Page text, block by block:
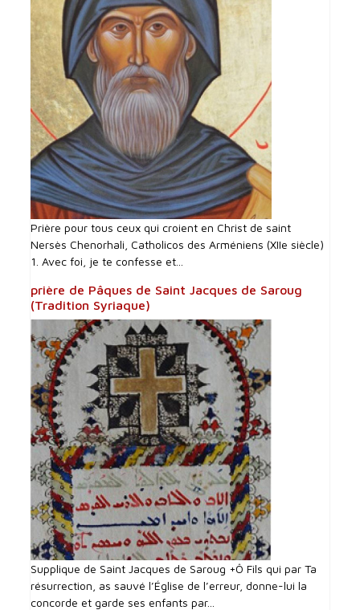
Prière pour tous ceux qui croient en Christ de saint
Nersès Chenorhali, Catholicos des Arméniens (XIIe siècle)
1. Avec foi, je te confesse et...
prière de Pâques de Saint Jacques de Saroug
(Tradition Syriaque)
Supplique de Saint Jacques de Saroug +Ô Fils qui par Ta
résurrection, as sauvé l’Église de l’erreur, donne-lui la
concorde et garde ses enfants par...